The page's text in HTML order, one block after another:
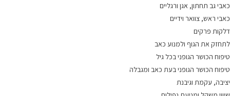
כאבי גב תחתון, אגן ורגליים
כאבי ראש, צוואר וידיים
דלקות פרקים
לתחזק את הגוף ולמנוע כאב
טיפוח הכושר הגופני בכל גיל
טיפוח הכושר הגופני בעת כאב ומגבלה
יציבה, עקמת וגיבנת